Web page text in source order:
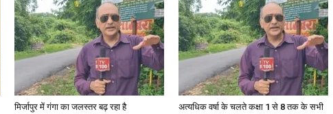
मिर्जापुर में गंगा का जलस्तर बढ़ रहा है
अत्यधिक वर्षा के चलते कक्षा 1 से 8 तक के सभी